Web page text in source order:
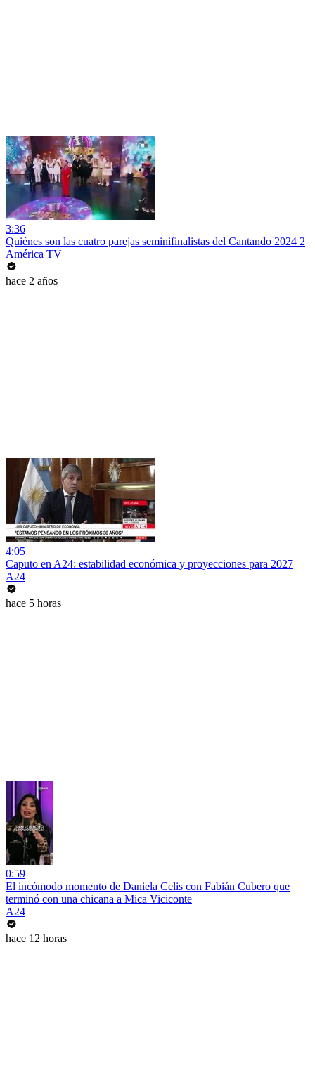
3:36
Quiénes son las cuatro parejas seminifinalistas del Cantando 2024 2
América TV
hace 2 años
4:05
Caputo en A24: estabilidad económica y proyecciones para 2027
A24
hace 5 horas
0:59
El incómodo momento de Daniela Celis con Fabián Cubero que
terminó con una chicana a Mica Viciconte
A24
hace 12 horas